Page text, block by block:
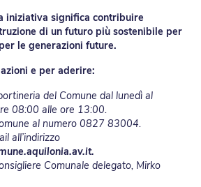
iniziativa significa contribuire
di un futuro più sostenibile per
le generazioni future.
e per aderire:
del Comune dal lunedì al
08:00 alle ore 13:00.
al numero 0827 83004.
all’indirizzo
Comunale delegato, Mirko